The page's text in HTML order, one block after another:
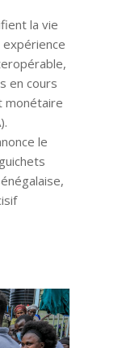
la vie
en cours
monétaire
le